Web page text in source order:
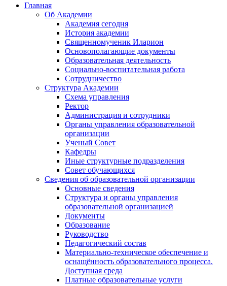
Главная
Об Академии
Академия сегодня
История академии
Священномученик Иларион
Основополагающие документы
Образовательная деятельность
Социально-воспитательная работа
Сотрудничество
Структура Академии
Схема управления
Ректор
Администрация и сотрудники
Органы управления образовательной
организации
Ученый Совет
Кафедры
Иные структурные подразделения
Совет обучающихся
Сведения об образовательной организации
Основные сведения
Структура и органы управления
образовательной организацией
Документы
Образование
Руководство
Педагогический состав
Материально-техническое обеспечение и
оснащённость образовательного процесса.
Доступная среда
Платные образовательные услуги